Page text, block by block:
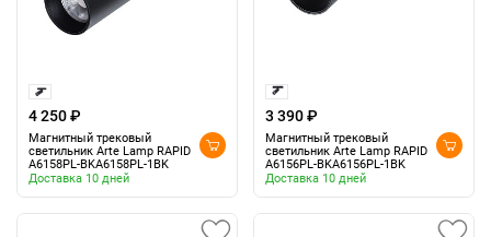
4 250 ₽
Магнитный трековый
светильник Arte Lamp RAPID
A6158PL-BKA6158PL-1BK
Доставка 10 дней
3 390 ₽
Магнитный трековый
светильник Arte Lamp RAPID
A6156PL-BKA6156PL-1BK
Доставка 10 дней